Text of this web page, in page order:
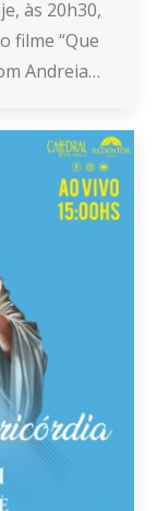
às 20h30,
filme “Que
Andreia…